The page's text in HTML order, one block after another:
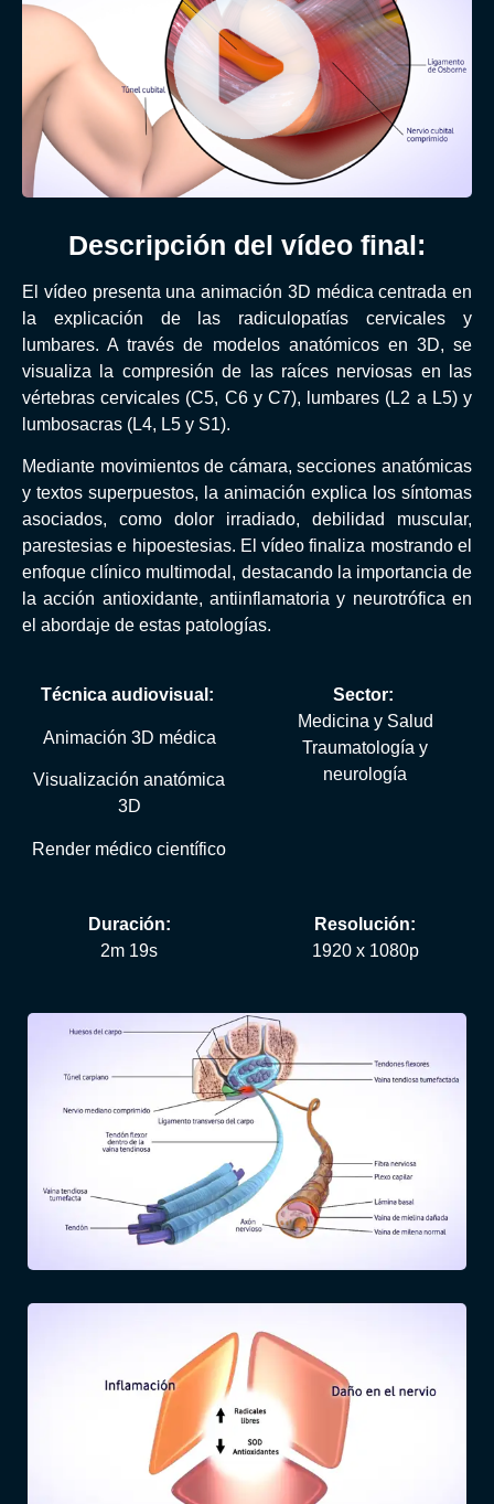
Descripción del vídeo final:
El vídeo presenta una animación 3D médica centrada en
la explicación de las radiculopatías cervicales y
lumbares. A través de modelos anatómicos en 3D, se
visualiza la compresión de las raíces nerviosas en las
vértebras cervicales (C5, C6 y C7), lumbares (L2 a L5) y
lumbosacras (L4, L5 y S1).
Mediante movimientos de cámara, secciones anatómicas
y textos superpuestos, la animación explica los síntomas
asociados, como dolor irradiado, debilidad muscular,
parestesias e hipoestesias. El vídeo finaliza mostrando el
enfoque clínico multimodal, destacando la importancia de
la acción antioxidante, antiinflamatoria y neurotrófica en
el abordaje de estas patologías.
Técnica audiovisual:
Animación 3D médica
Visualización anatómica
3D
Render médico científico
Sector:
Medicina y Salud
Traumatología y
neurología
Duración:
2m 19s
Resolución:
1920 x 1080p